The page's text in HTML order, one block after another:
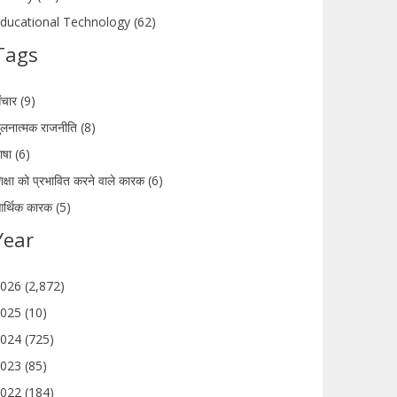
Technology (62)
(9)
राजनीति (8)
(6)
को प्रभावित करने वाले कारक (6)
कारक (5)
(2,872)
(10)
(725)
(85)
(184)